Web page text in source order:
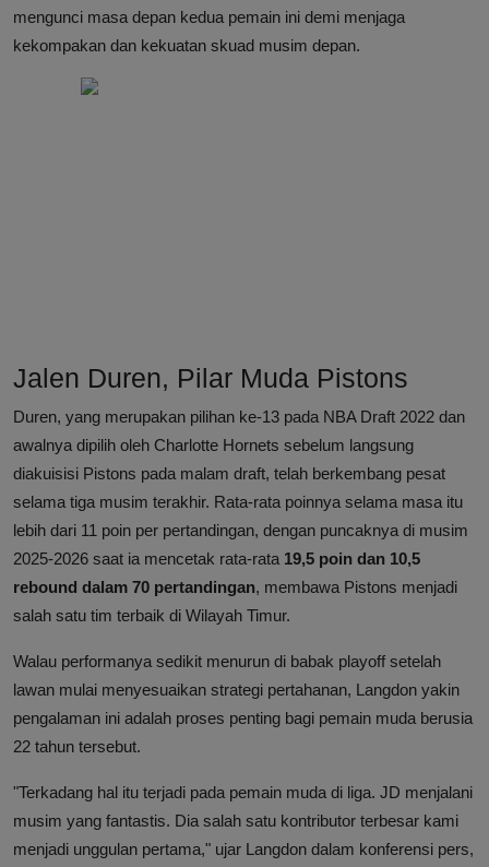
mengunci masa depan kedua pemain ini demi menjaga
kekompakan dan kekuatan skuad musim depan.
Jalen Duren, Pilar Muda Pistons
Duren, yang merupakan pilihan ke-13 pada NBA Draft 2022 dan
awalnya dipilih oleh Charlotte Hornets sebelum langsung
diakuisisi Pistons pada malam draft, telah berkembang pesat
selama tiga musim terakhir. Rata-rata poinnya selama masa itu
lebih dari 11 poin per pertandingan, dengan puncaknya di musim
2025-2026 saat ia mencetak rata-rata 19,5 poin dan 10,5
rebound dalam 70 pertandingan, membawa Pistons menjadi
salah satu tim terbaik di Wilayah Timur.
Walau performanya sedikit menurun di babak playoff setelah
lawan mulai menyesuaikan strategi pertahanan, Langdon yakin
pengalaman ini adalah proses penting bagi pemain muda berusia
22 tahun tersebut.
"Terkadang hal itu terjadi pada pemain muda di liga. JD menjalani
musim yang fantastis. Dia salah satu kontributor terbesar kami
menjadi unggulan pertama," ujar Langdon dalam konferensi pers,